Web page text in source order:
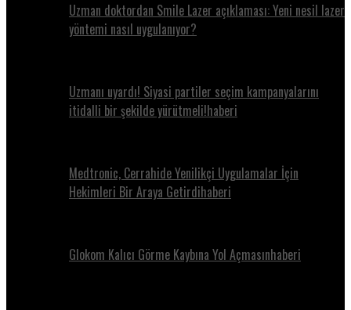
Uzman doktordan Smile Lazer açıklaması: Yeni nesil lazer
yöntemi nasıl uygulanıyor?
Uzmanı uyardı! Siyasi partiler seçim kampanyalarını
itidalli bir şekilde yürütmeli!haberi
Medtronic, Cerrahide Yenilikçi Uygulamalar İçin
Hekimleri Bir Araya Getirdihaberi
Glokom Kalıcı Görme Kaybına Yol Açmasınhaberi